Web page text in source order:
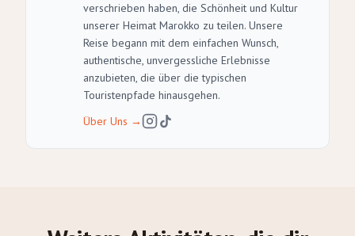
verschrieben haben, die Schönheit und Kultur
unserer Heimat Marokko zu teilen. Unsere
Reise begann mit dem einfachen Wunsch,
authentische, unvergessliche Erlebnisse
anzubieten, die über die typischen
Touristenpfade hinausgehen.
Über Uns →